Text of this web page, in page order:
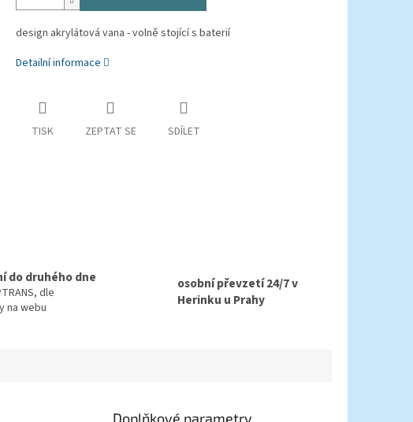
design akrylátová vana - volně stojící s baterií
Detailní informace
TISK ZEPTAT SE SDÍLET
do druhého dne
dle
na webu
osobní převzetí 24/7 v
Herinku u Prahy
Doplňkové parametry